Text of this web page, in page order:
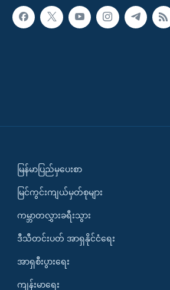
မြန်မာပြည်မှပေးစာ
မြင်ကွင်းကျယ်မှတ်စုများ
ကမ္ဘာတလွှားခရီးသွား
ဒီသီတင်းပတ် အာရှနိုင်ငံရေး
အာရှစီးပွားရေး
ကျန်းမာရေး